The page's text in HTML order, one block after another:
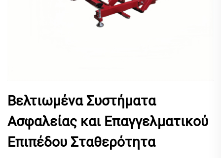
Βελτιωμένα Συστήματα
Ασφαλείας και Επαγγελματικού
Επιπέδου Σταθερότητα